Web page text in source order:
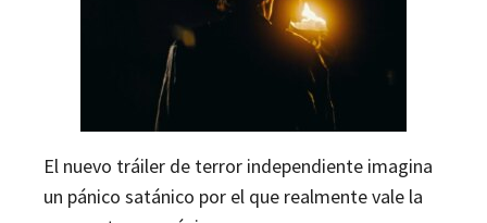
El nuevo tráiler de terror independiente imagina
un pánico satánico por el que realmente vale la